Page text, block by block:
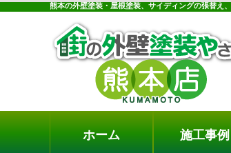
熊本の外壁塗装・屋根塗装、サイディングの張替え
ホーム 施工事例